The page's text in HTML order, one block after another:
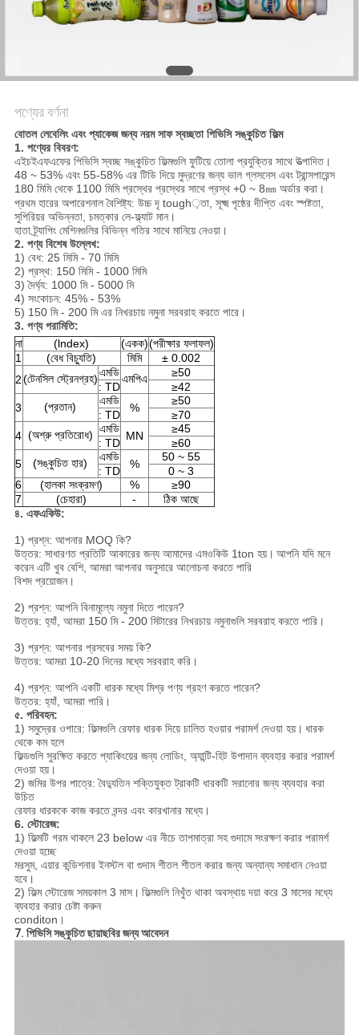
পণ্যের বর্ণনা
বোতল লেবেলিং এবং প্যাকেজ জন্য নরম সাফ স্বচ্ছতা পিভিসি সঙ্কুচিত ফিল্ম
1. পণ্যের বিবরণ:
এইচইএফএফের পিভিসি স্বচ্ছ সঙ্কুচিত ফিল্মগুলি ফুটিয়ে তোলা প্রযুক্তির সাথে উত্পাদিত।
48 ~ 53% এবং 55-58% এর টিডি দিয়ে মুদ্রণের জন্য ভাল গ্লসনেস এবং ট্রান্সপারেন্স
180 মিমি থেকে 1100 মিমি প্রস্থের প্রস্থের সাথে প্রস্থ +0 ~ 8㎜ অর্ডার করা।
প্রথম হারের অপারেশনাল বৈশিষ্ট্য: উচ্চ দৃ tough়তা, সূক্ষ্ম পৃষ্ঠের দীপ্তি এবং স্পষ্টতা,
সুপিরিয়র অভিন্নতা, চমত্কার লে-ফ্ল্যাট মান।
হাতা ট্র্যাপিং মেশিনগুলির বিভিন্ন গতির সাথে মানিয়ে নেওয়া।
2. পণ্য বিশেষ উল্লেখ:
1) বেধ: 25 মিমি - 70 মিমি
2) প্রস্থ: 150 মিমি - 1000 মিমি
3) দৈর্ঘ্য: 1000 মি - 5000 মি
4) সংকোচন: 45% - 53%
5) 150 মি - 200 মি এর নিখরচায় নমুনা সরবরাহ করতে পারে।
3. পণ্য পরামিতি:
না
(lndex) (একক)(পরীক্ষার ফলাফল)
1
(বেধ বিচ্যুতি) মিমি
± 0.002
2(টেনসিল স্ট্রেনগ্রহ)এমডিএমপিএ
≥50
: TD
≥42
3
(প্রতান) এমডি
%
≥50
: TD
≥70
4 (অশ্রু প্রতিরোধ) এমডি
MN
≥45
: TD
≥60
5
(সঙ্কুচিত হার) এমডি
%
50 ~ 55
: TD
0 ~ 3
6
(হালকা সংক্রমণ) %
≥90
7
(চেহারা) -
ঠিক আছে
৪. এফএকিউ:
1) প্রশ্ন: আপনার MOQ কি?
উত্তর: সাধারণত প্রতিটি আকারের জন্য আমাদের এমওকিউ 1ton হয়। আপনি যদি মনে
করেন এটি খুব বেশি, আমরা আপনার অনুসারে আলোচনা করতে পারি
বিশদ প্রয়োজন।
2) প্রশ্ন: আপনি বিনামূল্যে নমুনা দিতে পারেন?
উত্তর: হ্যাঁ, আমরা 150 মি - 200 মিটারের নিখরচায় নমুনাগুলি সরবরাহ করতে পারি।
3) প্রশ্ন: আপনার প্রসবের সময় কি?
উত্তর: আমরা 10-20 দিনের মধ্যে সরবরাহ করি।
4) প্রশ্ন: আপনি একটি ধারক মধ্যে মিশ্র পণ্য গ্রহণ করতে পারেন?
উত্তর: হ্যাঁ, আমরা পারি।
৫. পরিবহন:
1) সমুদ্রের ওপারে: ফিল্মগুলি রেফার ধারক দিয়ে চালিত হওয়ার পরামর্শ দেওয়া হয়। ধারক
থেকে কম হলে
ফিল্ডগুলি সুরক্ষিত করতে প্যাকিংয়ের জন্য লোডিং, অ্যান্টি-হিট উপাদান ব্যবহার করার পরামর্শ
দেওয়া হয়।
2) জমির উপর পাত্রে: বৈদ্যুতিন শক্তিযুক্ত ট্রাকটি ধারকটি সরানোর জন্য ব্যবহার করা
উচিত
রেফার ধারককে কাজ করতে বন্দর এবং কারখানার মধ্যে।
6. স্টোরেজ:
1) ফিল্মটি গরম থাকলে 23 below এর নীচে তাপমাত্রা সহ গুদামে সংরক্ষণ করার পরামর্শ
দেওয়া হচ্ছে
মরসুম, এয়ার কন্ডিশনার ইনস্টল বা গুদাম শীতল শীতল করার জন্য অন্যান্য সমাধান নেওয়া
হবে।
2) ফিল্ম স্টোরেজ সময়কাল 3 মাস। ফিল্মগুলি নিখুঁত থাকা অবস্থায় দয়া করে 3 মাসের মধ্যে
ব্যবহার করার চেষ্টা করুন
conditon।
7. পিভিসি সঙ্কুচিত ছায়াছবির জন্য আবেদন